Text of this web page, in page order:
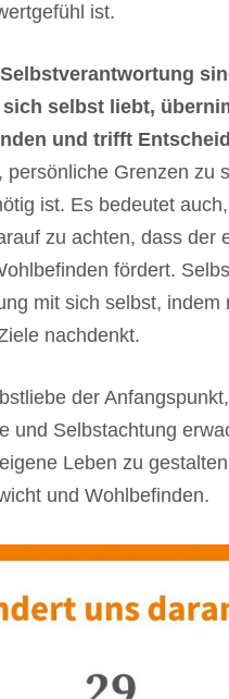
ist.
selbst liebt,
und trifft
persönliche Grenzen zu
ist. Es bedeutet
zu achten, dass der
fördert.
mit sich selbst,
nachdenkt.
der
und Selbstachtung
Leben zu
und Wohlbefinden.